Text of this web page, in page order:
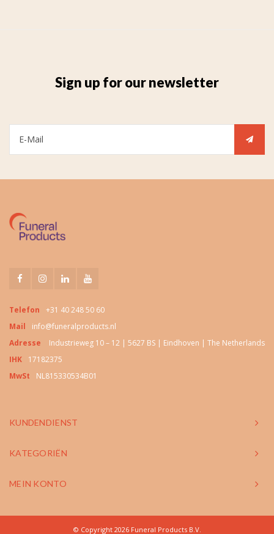
Sign up for our newsletter
Telefon
+31 40 248 50 60
Mail
info@funeralproducts.nl
Adresse
Industrieweg 10 – 12 | 5627 BS | Eindhoven | The Netherlands
IHK
17182375
MwSt
NL815330534B01
KUNDENDIENST
KATEGORIËN
MEIN KONTO
© Copyright 2026 Funeral Products B.V.